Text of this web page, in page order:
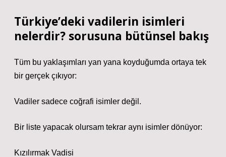
Türkiye’deki vadilerin isimleri
nelerdir? sorusuna bütünsel bakış
Tüm bu yaklaşımları yan yana koyduğumda ortaya tek
bir gerçek çıkıyor:
Vadiler sadece coğrafi isimler değil.
Bir liste yapacak olursam tekrar aynı isimler dönüyor:
Kızılırmak Vadisi